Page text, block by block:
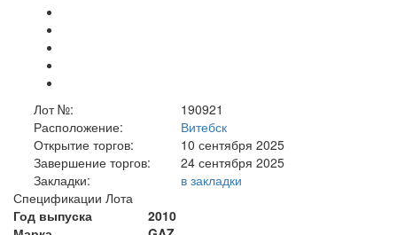
Лот №:
190921
Расположение:
Витебск
Открытие торгов:
10 сентября 2025
Завершение торгов:
24 сентября 2025
Закладки:
в закладки
Спецификации Лота
Год выпуска
2010